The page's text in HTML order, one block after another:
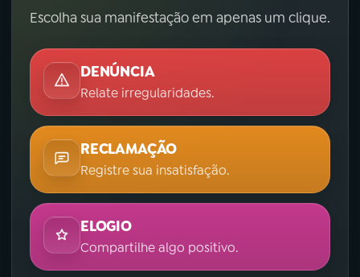
Escolha sua manifestação em apenas um clique.
DENÚNCIA
Relate irregularidades.
RECLAMAÇÃO
Registre sua insatisfação.
ELOGIO
Compartilhe algo positivo.